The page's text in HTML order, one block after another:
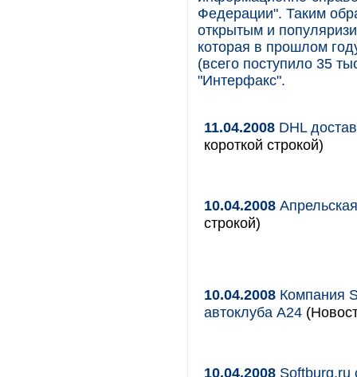
Федерации". Таким
открытым и
которая в прошлом
(всего поступило 35
"Интерфакс".
11.04.2008 DHL
короткой строкой)
10.04.2008
строкой)
10.04.2008 Компания
автоклуба А24
10.04.2008 Softburg.ru